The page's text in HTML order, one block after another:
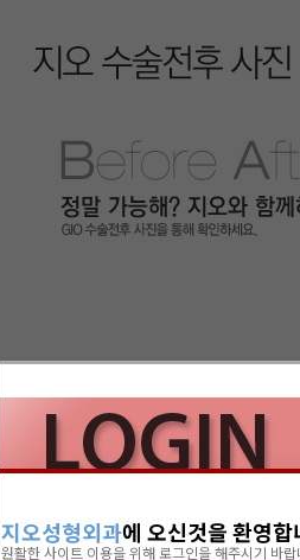
지오성형외과에 오신것을 환영합
원활한 사이트 이용을 위해 로그인을 해주시기 바랍